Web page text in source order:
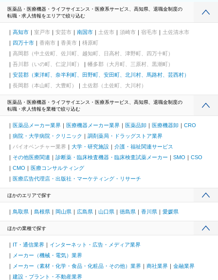
医薬品・医療機器・ライフサイエンス・医療系サービス、高知県、退職金制度の
転職・求人情報をエリアで絞り込む
高知市 室戸市 安芸市 南国市 土佐市 須崎市 宿毛市
土佐清水市
四万十市
香南市 香美市
梼原町
高岡郡（中土佐町、佐川町、越知町、日高村、津野町、四万十町）
吾川郡（いの町、仁淀川町）
幡多郡（大月町、三原村、黒潮町）
安芸郡（東洋町、奈半利町、田野町、安田町、北川村、馬路村、芸西村）
長岡郡（本山町、大豊町）
土佐郡（土佐町、大川村）
医薬品・医療機器・ライフサイエンス・医療系サービス、高知県、退職金制度の
転職・求人情報を業種で絞り込む
医薬品メーカー業界 医療機器メーカー業界 医薬品卸 医療機器卸
CRO
病院・大学病院・クリニック
調剤薬局・ドラッグストア業界
バイオベンチャー業界
大学・研究施設
介護・福祉関連サービス
その他医療関連
診断薬・臨床検査機器・臨床検査試薬メーカー SMO
CSO
CMO
医療コンサルティング
医療広告代理店・出版社・マーケティング・リサーチ
ほかのエリアで探す
鳥取県 島根県 岡山県 広島県 山口県 徳島県 香川県 愛媛県
ほかの業種で探す
IT・通信業界
インターネット・広告・メディア業界
メーカー（機械・電気）業界
メーカー（素材・化学・食品・化粧品・その他）業界
商社業界
金融業界
建設・プラント・不動産業界